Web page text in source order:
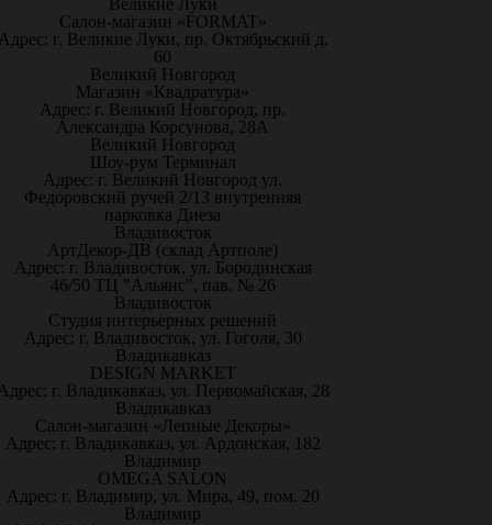
Великие Луки
Салон-магазин «FORMAT»
г. Великие Луки, пр. Октябрьский д.
60
Великий Новгород
Магазин «Квадратура»
Адрес: г. Великий Новгород, пр.
Александра Корсунова, 28А
Великий Новгород
Шоу-рум Терминал
Адрес: г. Великий Новгород ул.
Федоровский ручей 2/13 внутренняя
парковка Диеза
Владивосток
АртДекор-ДВ (склад Артполе)
Адрес: г. Владивосток, ул. Бородинская
46/50 ТЦ "Альянс", пав. № 26
Владивосток
Студия интерьерных решений
Адрес: г. Владивосток, ул. Гоголя, 30
Владикавказ
DESIGN MARKET
г. Владикавказ, ул. Первомайская, 28
Владикавказ
Салон-магазин «Лепные Декоры»
Адрес: г. Владикавказ, ул. Ардонская, 182
Владимир
OMEGA SALON
Адрес: г. Владимир, ул. Мира, 49, пом. 20
Владимир